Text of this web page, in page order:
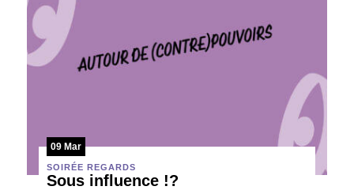
09 Mar
SOIRÉE REGARDS
Sous influence !?